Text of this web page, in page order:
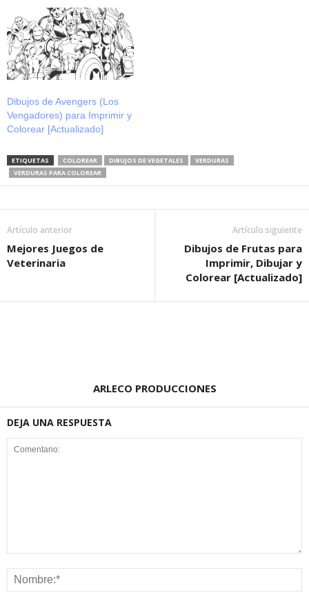
Dibujos de Avengers (Los
Vengadores) para Imprimir y
Colorear [Actualizado]
ETIQUETAS COLOREAR DIBUJOS DE VEGETALES
VERDURAS
VERDURAS PARA COLOREAR
Artículo anterior
Mejores Juegos de
Veterinaria
Artículo siguiente
Dibujos de Frutas para
Imprimir, Dibujar y
Colorear [Actualizado]
ARLECO PRODUCCIONES
DEJA UNA RESPUESTA